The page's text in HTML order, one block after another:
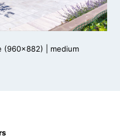
(960x882)
medium